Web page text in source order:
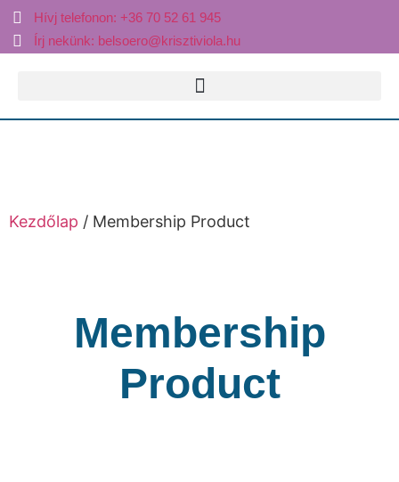
Hívj telefonon: +36 70 52 61 945
Írj nekünk: belsoero@krisztiviola.hu
Kezdőlap / Membership Product
Membership
Product